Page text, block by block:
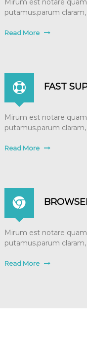
Mirum est notare
putamus.parum
Read More
FAST
Mirum est notare
putamus.parum
Read More
Mirum est notare
putamus.parum
Read More